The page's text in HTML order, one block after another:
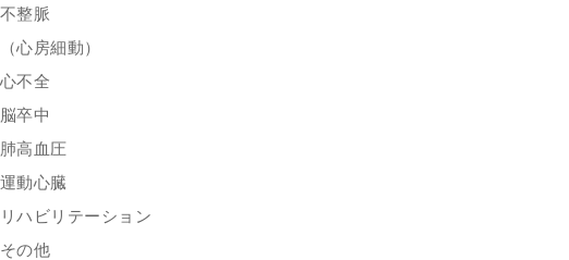
不整脈
（心房細動）
心不全
脳卒中
肺高血圧
運動心臓
リハビリテーション
その他